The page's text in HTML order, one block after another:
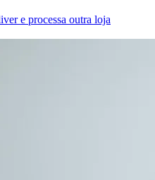
e processa outra loja